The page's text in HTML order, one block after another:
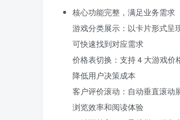
核心功能完整，满足业务需求
游戏分类展示：以卡片形式呈
可快速找到对应需求
价格表切换：支持 4 大游戏价
降低用户决策成本
客户评价滚动：自动垂直滚动
浏览效率和阅读体验